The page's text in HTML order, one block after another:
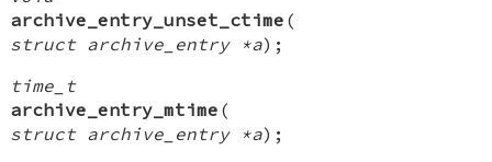
archive_entry_unset_ctime (
struct archive_entry *a);
time_t
archive_entry_mtime (
struct archive_entry *a);